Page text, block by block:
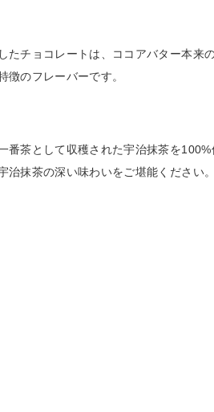
たチョコレートは、ココアバター本来
徴のフレーバーです。
番茶として収穫された宇治抹茶を100%
治抹茶の深い味わいをご堪能ください。